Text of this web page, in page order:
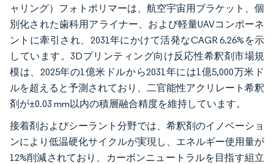
ャリング）フォトポリマーは、航空宇宙用ブラケット、個
別化された歯科用アライナー、および軽量UAVコンポーネ
ントに牽引され、2031年にかけて活発なCAGR 6.26%を示
しています。3Dプリンティング向け反応性希釈剤市場規
模は、2025年の1億米ドルから2031年には1億5,000万米ド
ルを超えると予測されており、二官能性アクリレート希釈
剤が±0.03 mm以内の積層融合精度を維持しています。
接着剤およびシーラント分野では、希釈剤のイノベーショ
ンにより低温硬化サイクルが実現し、エネルギー使用量が
12%削減されており、カーボンニュートラルを目指す組立